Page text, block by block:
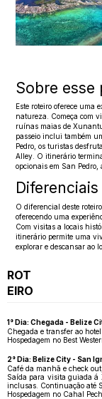
Sobre esse
Este roteiro oferece
natureza. Começa com
ruínas maias de
passeio inclui também
Pedro, os turistas
Alley. O itinerário
opcionais em San Pedro,
Diferenciais
O diferencial deste
oferecendo uma
Com visitas a locais
itinerário permite uma
explorar e descansar ao
ROT
EIRO
1° Dia: Chegada - Belize
Chegada e transfer ao
Hospedagem no Best
2° Dia: Belize City - San
Café da manhã e check out;
Saída para visita guiada á
inclusas. Continuação até
Hospedagem no Cahal